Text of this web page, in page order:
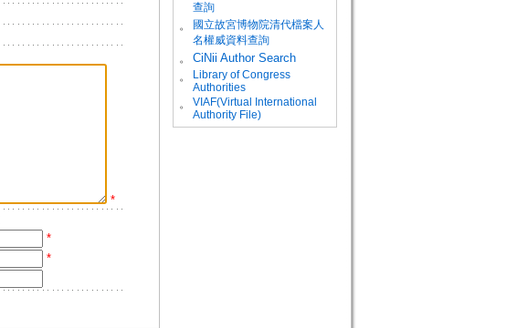
*
*
*
查詢
。
國立故宮博物院清代檔案人
名權威資料查詢
。
CiNii Author Search
。
Library of Congress
Authorities
。
VIAF(Virtual International
Authority File)